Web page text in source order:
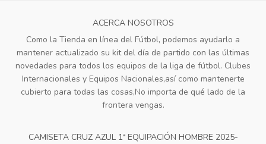
ACERCA NOSOTROS
Como la Tienda en línea del Fútbol, podemos ayudarlo a
mantener actualizado su kit del día de partido con las últimas
novedades para todos los equipos de la liga de fútbol. Clubes
Internacionales y Equipos Nacionales,así como mantenerte
cubierto para todas las cosas,No importa de qué lado de la
frontera vengas.
CAMISETA CRUZ AZUL 1ª EQUIPACIÓN HOMBRE 2025-